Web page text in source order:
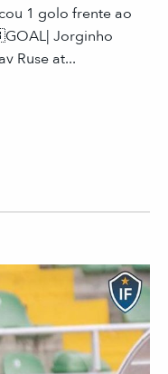
1 golo frente ao
Jorginho
Ruse at...